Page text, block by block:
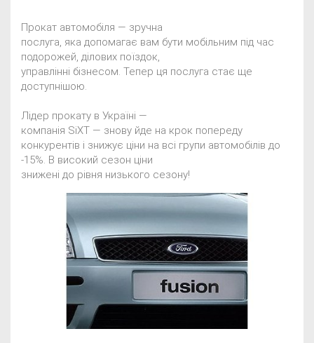
Прокат автомобіля — зручна
послуга, яка допомагає вам бути мобільним під час
подорожей, ділових поїздок,
управлінні бізнесом. Тепер ця послуга стає ще
доступнішою.
Лідер прокату в Україні —
компанія SiXT — знову йде на крок попереду
конкурентів і знижує ціни на всі групи автомобілів до
-15%. В високий сезон ціни
знижені до рівня низького сезону!